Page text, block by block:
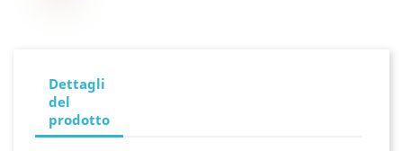
Dettagli
del
prodotto